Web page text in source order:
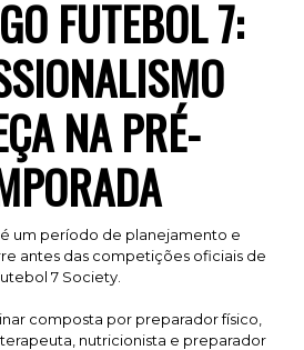
FUTEBOL 7:
NA PRÉ-
um período de planejamento e
antes das competições oficiais de
7 Society.
composta por preparador físico,
nutricionista e preparador